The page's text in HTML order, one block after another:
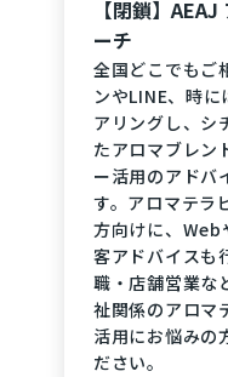
【閉鎖】
ーチ
全国どこでもご
ンやLINE、時
アリングし、シ
たアロマブレン
ー活用のアドバ
す。アロマテラ
方向けに、Web
客アドバイスも
職・店舗営業な
祉関係のアロマ
活用にお悩みの
ださい。